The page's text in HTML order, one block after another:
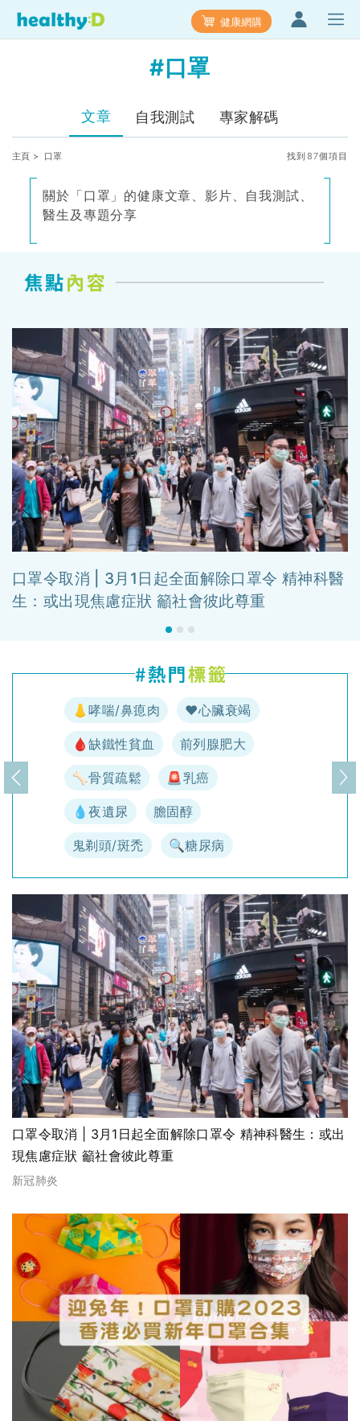
健康網購
#口罩
文章 自我測試 專家解碼
主頁 > 口罩 找到87個項目
關於「口罩」的健康文章、影片、自我測試、
醫生及專題分享
口罩令取消 | 3月1日起全面解除口罩令 精神科醫
生：或出現焦慮症狀 籲社會彼此尊重
👃哮喘/鼻瘜肉 ♥️心臟衰竭
🩸缺鐵性貧血 前列腺肥大
🦴骨質疏鬆 🚨乳癌
💧夜遺尿 膽固醇
鬼剃頭/斑禿 🔍糖尿病
上一頁 下
口罩令取消 | 3月1日起全面解除口罩令 精神科醫生：或出
現焦慮症狀 籲社會彼此尊重
新冠肺炎